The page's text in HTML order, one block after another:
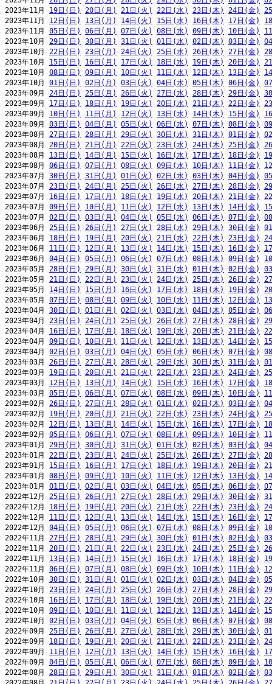
2023年11月 19日(日) 20日(月) 21日(火) 22日(水) 23日(木) 24日(金)
2023年11月 12日(日) 13日(月) 14日(火) 15日(水) 16日(木) 17日(金)
2023年11月 05日(日) 06日(月) 07日(火) 08日(水) 09日(木) 10日(金)
2023年10月 29日(日) 30日(月) 31日(火) 01日(水) 02日(木) 03日(金)
2023年10月 22日(日) 23日(月) 24日(火) 25日(水) 26日(木) 27日(金)
2023年10月 15日(日) 16日(月) 17日(火) 18日(水) 19日(木) 20日(金)
2023年10月 08日(日) 09日(月) 10日(火) 11日(水) 12日(木) 13日(金)
2023年10月 01日(日) 02日(月) 03日(火) 04日(水) 05日(木) 06日(金)
2023年09月 24日(日) 25日(月) 26日(火) 27日(水) 28日(木) 29日(金)
2023年09月 17日(日) 18日(月) 19日(火) 20日(水) 21日(木) 22日(金)
2023年09月 10日(日) 11日(月) 12日(火) 13日(水) 14日(木) 15日(金)
2023年09月 03日(日) 04日(月) 05日(火) 06日(水) 07日(木) 08日(金)
2023年08月 27日(日) 28日(月) 29日(火) 30日(水) 31日(木) 01日(金)
2023年08月 20日(日) 21日(月) 22日(火) 23日(水) 24日(木) 25日(金)
2023年08月 13日(日) 14日(月) 15日(火) 16日(水) 17日(木) 18日(金)
2023年08月 06日(日) 07日(月) 08日(火) 09日(水) 10日(木) 11日(金)
2023年07月 30日(日) 31日(月) 01日(火) 02日(水) 03日(木) 04日(金)
2023年07月 23日(日) 24日(月) 25日(火) 26日(水) 27日(木) 28日(金)
2023年07月 16日(日) 17日(月) 18日(火) 19日(水) 20日(木) 21日(金)
2023年07月 09日(日) 10日(月) 11日(火) 12日(水) 13日(木) 14日(金)
2023年07月 02日(日) 03日(月) 04日(火) 05日(水) 06日(木) 07日(金)
2023年06月 25日(日) 26日(月) 27日(火) 28日(水) 29日(木) 30日(金)
2023年06月 18日(日) 19日(月) 20日(火) 21日(水) 22日(木) 23日(金)
2023年06月 11日(日) 12日(月) 13日(火) 14日(水) 15日(木) 16日(金)
2023年06月 04日(日) 05日(月) 06日(火) 07日(水) 08日(木) 09日(金)
2023年05月 28日(日) 29日(月) 30日(火) 31日(水) 01日(木) 02日(金)
2023年05月 21日(日) 22日(月) 23日(火) 24日(水) 25日(木) 26日(金)
2023年05月 14日(日) 15日(月) 16日(火) 17日(水) 18日(木) 19日(金)
2023年05月 07日(日) 08日(月) 09日(火) 10日(水) 11日(木) 12日(金)
2023年04月 30日(日) 01日(月) 02日(火) 03日(水) 04日(木) 05日(金)
2023年04月 23日(日) 24日(月) 25日(火) 26日(水) 27日(木) 28日(金)
2023年04月 16日(日) 17日(月) 18日(火) 19日(水) 20日(木) 21日(金)
2023年04月 09日(日) 10日(月) 11日(火) 12日(水) 13日(木) 14日(金)
2023年04月 02日(日) 03日(月) 04日(火) 05日(水) 06日(木) 07日(金)
2023年03月 26日(日) 27日(月) 28日(火) 29日(水) 30日(木) 31日(金)
2023年03月 19日(日) 20日(月) 21日(火) 22日(水) 23日(木) 24日(金)
2023年03月 12日(日) 13日(月) 14日(火) 15日(水) 16日(木) 17日(金)
2023年03月 05日(日) 06日(月) 07日(火) 08日(水) 09日(木) 10日(金)
2023年02月 26日(日) 27日(月) 28日(火) 01日(水) 02日(木) 03日(金)
2023年02月 19日(日) 20日(月) 21日(火) 22日(水) 23日(木) 24日(金)
2023年02月 12日(日) 13日(月) 14日(火) 15日(水) 16日(木) 17日(金)
2023年02月 05日(日) 06日(月) 07日(火) 08日(水) 09日(木) 10日(金)
2023年01月 29日(日) 30日(月) 31日(火) 01日(水) 02日(木) 03日(金)
2023年01月 22日(日) 23日(月) 24日(火) 25日(水) 26日(木) 27日(金)
2023年01月 15日(日) 16日(月) 17日(火) 18日(水) 19日(木) 20日(金)
2023年01月 08日(日) 09日(月) 10日(火) 11日(水) 12日(木) 13日(金)
2023年01月 01日(日) 02日(月) 03日(火) 04日(水) 05日(木) 06日(金)
2022年12月 25日(日) 26日(月) 27日(火) 28日(水) 29日(木) 30日(金)
2022年12月 18日(日) 19日(月) 20日(火) 21日(水) 22日(木) 23日(金)
2022年12月 11日(日) 12日(月) 13日(火) 14日(水) 15日(木) 16日(金)
2022年12月 04日(日) 05日(月) 06日(火) 07日(水) 08日(木) 09日(金)
2022年11月 27日(日) 28日(月) 29日(火) 30日(水) 01日(木) 02日(金)
2022年11月 20日(日) 21日(月) 22日(火) 23日(水) 24日(木) 25日(金)
2022年11月 13日(日) 14日(月) 15日(火) 16日(水) 17日(木) 18日(金)
2022年11月 06日(日) 07日(月) 08日(火) 09日(水) 10日(木) 11日(金)
2022年10月 30日(日) 31日(月) 01日(火) 02日(水) 03日(木) 04日(金)
2022年10月 23日(日) 24日(月) 25日(火) 26日(水) 27日(木) 28日(金)
2022年10月 16日(日) 17日(月) 18日(火) 19日(水) 20日(木) 21日(金)
2022年10月 09日(日) 10日(月) 11日(火) 12日(水) 13日(木) 14日(金)
2022年10月 02日(日) 03日(月) 04日(火) 05日(水) 06日(木) 07日(金)
2022年09月 25日(日) 26日(月) 27日(火) 28日(水) 29日(木) 30日(金)
2022年09月 18日(日) 19日(月) 20日(火) 21日(水) 22日(木) 23日(金)
2022年09月 11日(日) 12日(月) 13日(火) 14日(水) 15日(木) 16日(金)
2022年09月 04日(日) 05日(月) 06日(火) 07日(水) 08日(木) 09日(金)
2022年08月 28日(日) 29日(月) 30日(火) 31日(水) 01日(木) 02日(金)